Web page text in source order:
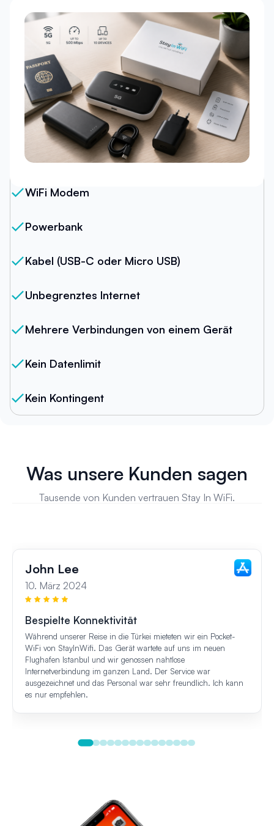
Unser Paket
WiFi Modem
Powerbank
Kabel (USB-C oder Micro USB)
Unbegrenztes Internet
Mehrere Verbindungen von einem Gerät
Kein Datenlimit
Kein Kontingent
Was unsere Kunden sagen
Tausende von Kunden vertrauen Stay In WiFi.
John Lee
10. März 2024
Bespielte Konnektivität
Während unserer Reise in die Türkei mieteten wir ein Pocket-
WiFi von StayInWifi. Das Gerät wartete auf uns im neuen
Flughafen Istanbul und wir genossen nahtlose
Internetverbindung im ganzen Land. Der Service war
ausgezeichnet und das Personal war sehr freundlich. Ich kann
es nur empfehlen.